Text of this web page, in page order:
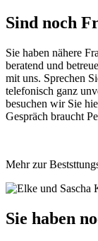
Sind noch
Sie haben nähere
beratend und
mit uns. Sprechen
telefonisch ganz
besuchen wir Sie
Gespräch braucht
Mehr zur
Sie haben